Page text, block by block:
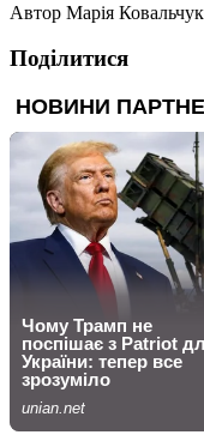
Автор Марія Ковальчук
Поділитися